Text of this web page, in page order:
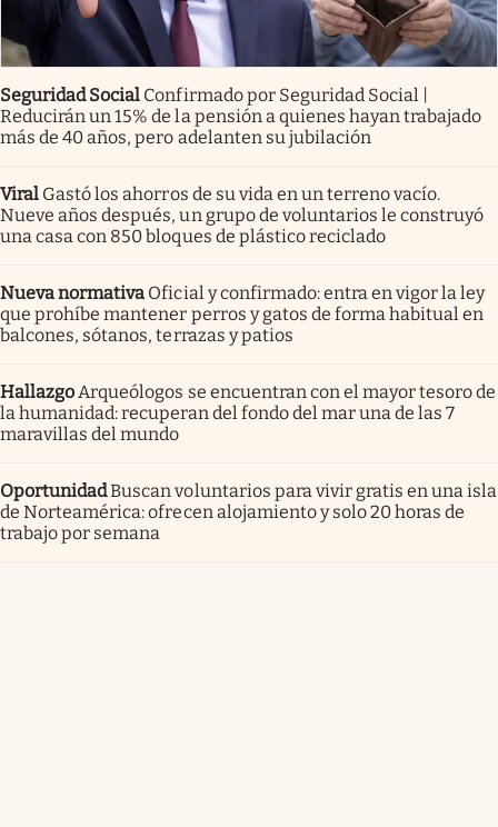
Seguridad Social Confirmado por Seguridad Social |
Reducirán un 15% de la pensión a quienes hayan trabajado
más de 40 años, pero adelanten su jubilación
Viral Gastó los ahorros de su vida en un terreno vacío.
Nueve años después, un grupo de voluntarios le construyó
una casa con 850 bloques de plástico reciclado
Nueva normativa Oficial y confirmado: entra en vigor la ley
que prohíbe mantener perros y gatos de forma habitual en
balcones, sótanos, terrazas y patios
Hallazgo Arqueólogos se encuentran con el mayor tesoro de
la humanidad: recuperan del fondo del mar una de las 7
maravillas del mundo
OportunidadBuscan voluntarios para vivir gratis en una isla
de Norteamérica: ofrecen alojamiento y solo 20 horas de
trabajo por semana